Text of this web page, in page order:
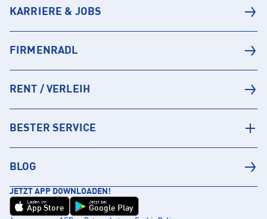
KARRIERE & JOBS
FIRMENRADL
RENT / VERLEIH
BESTER SERVICE
BLOG
JETZT APP DOWNLOADEN!
Laden im
App Store
Jetzt bei
Google Play